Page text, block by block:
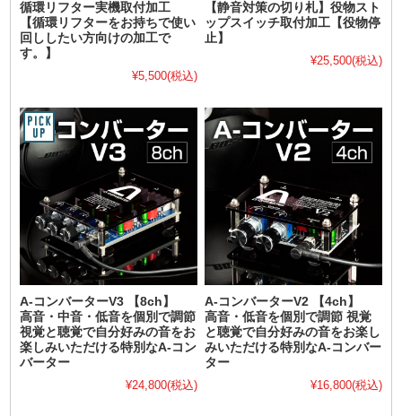
循環リフター実機取付加工
【循環リフターをお持ちで使い
回ししたい方向けの加工で
す。】
¥5,500(税込)
【静音対策の切り札】役物スト
ップスイッチ取付加工【役物停
止】
¥25,500(税込)
A-コンバーターV3 【8ch】
高音・中音・低音を個別で調節
視覚と聴覚で自分好みの音をお
楽しみいただける特別なA-コン
バーター
¥24,800(税込)
A-コンバーターV2 【4ch】
高音・低音を個別で調節 視覚
と聴覚で自分好みの音をお楽し
みいただける特別なA-コンバー
ター
¥16,800(税込)